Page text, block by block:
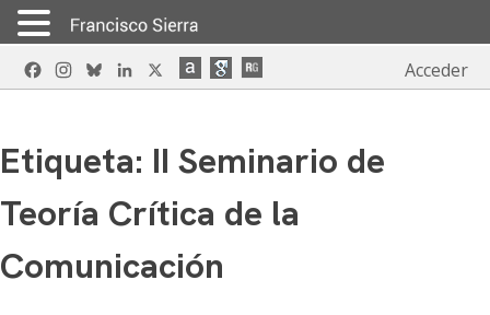
Skip
to
FacebookInstagram
BlueskyLinkedIn Acceder
Etiqueta: II Seminario de
Teoría Crítica de la
Comunicación